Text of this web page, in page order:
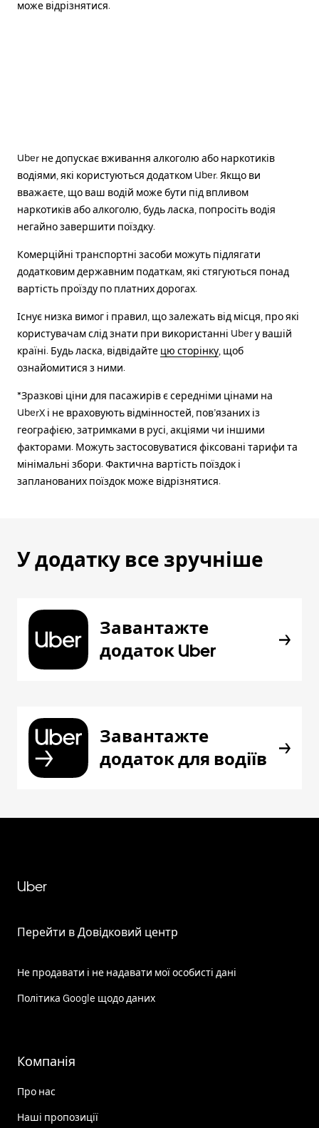
може відрізнятися.
Uber не допускає вживання алкоголю або наркотиків
водіями, які користуються додатком Uber. Якщо ви
вважаєте, що ваш водій може бути під впливом
наркотиків або алкоголю, будь ласка, попросіть водія
негайно завершити поїздку.
Комерційні транспортні засоби можуть підлягати
додатковим державним податкам, які стягуються понад
вартість проїзду по платних дорогах.
Існує низка вимог і правил, що залежать від місця, про які
користувачам слід знати при використанні Uber у вашій
країні. Будь ласка, відвідайте цю сторінку , щоб
ознайомитися з ними.
*Зразкові ціни для пасажирів є середніми цінами на
UberX і не враховують відмінностей, пов’язаних із
географією, затримками в русі, акціями чи іншими
факторами. Можуть застосовуватися фіксовані тарифи та
мінімальні збори. Фактична вартість поїздок і
запланованих поїздок може відрізнятися.
У додатку все зручніше
Завантажте
додаток Uber
Завантажте
додаток для водіїв
Uber
Перейти в Довідковий центр
Не продавати і не надавати мої особисті дані
Політика Google щодо даних
Компанія
Про нас
Наші пропозиції